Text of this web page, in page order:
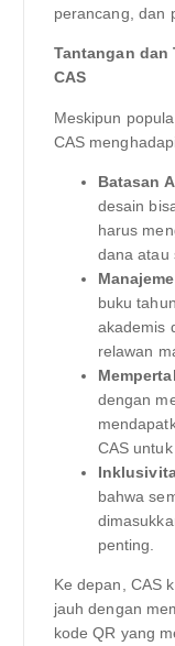
perancang, dan
Tantangan dan
CAS
Meskipun
CAS
Batasan
desain
harus
dana atau
buku
akademis
relawan
dengan
CAS
bahwa
penting.
Ke depan, CAS
jauh dengan
kode QR yang